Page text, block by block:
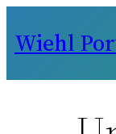
Inhalt
Wiehl